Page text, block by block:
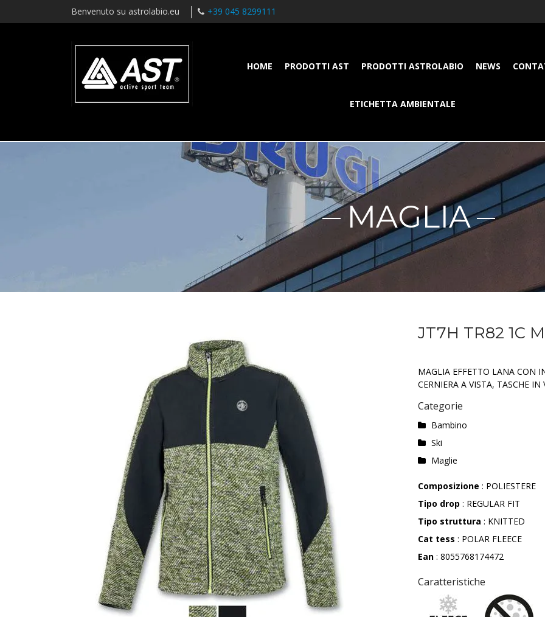
Benvenuto su astrolabio.eu +39 045 8299111
HOME PRODOTTI AST PRODOTTI ASTROLABIO NEWS
ETICHETTA AMBIENTALE
MAGLIA
JT7H TR82 1C
MAGLIA EFFETTO LANA CON
CERNIERA A VISTA, TASCHE
Categorie
Bambino
Ski
Maglie
Composizione : POLIESTERE
Tipo drop : REGULAR FIT
Tipo struttura : KNITTED
Cat tess : POLAR FLEECE
Ean : 8055768174472
Caratteristiche